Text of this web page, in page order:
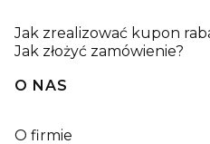
Jak zrealizować kupon
Jak złożyć zamówienie?
O NAS
O firmie